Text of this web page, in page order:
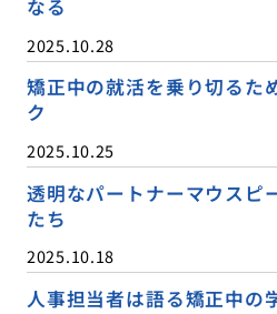
なる
2025.10.28
矯正中の就活を乗り切るた
ク
2025.10.25
透明なパートナーマウスピ
たち
2025.10.18
人事担当者は語る矯正中の